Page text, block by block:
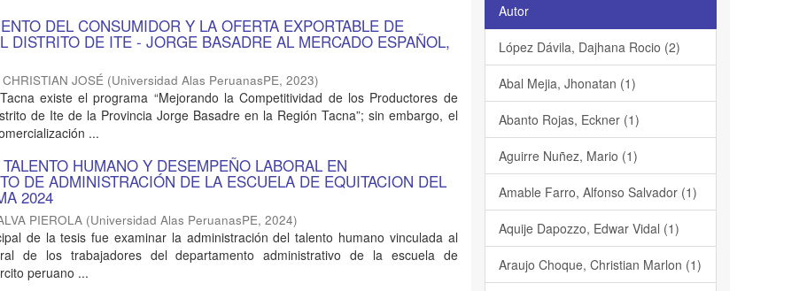
DEL CONSUMIDOR Y LA OFERTA EXPORTABLE DE
DISTRITO DE ITE - JORGE BASADRE AL MERCADO ESPAÑOL,
JOSÉ (Universidad Alas PeruanasPE,2023)
existe el programa “Mejorando la Competitividad de los Productores de
de Ite de la Provincia Jorge Basadre en la Región Tacna”; sin embargo, el
...
HUMANO Y DESEMPEÑO LABORAL EN
DE ADMINISTRACIÓN DE LA ESCUELA DE EQUITACION DEL
2024
PIEROLA (Universidad Alas PeruanasPE,2024)
de la tesis fue examinar la administración del talento humano vinculada al
de los trabajadores del departamento administrativo de la escuela de
peruano ...
Autor
López Dávila, Dajhana Rocio (2)
Abal Mejia, Jhonatan (1)
Abanto Rojas, Eckner (1)
Aguirre Nuñez, Mario (1)
Amable Farro, Alfonso Salvador (1)
Aquije Dapozzo, Edwar Vidal (1)
Araujo Choque, Christian Marlon (1)